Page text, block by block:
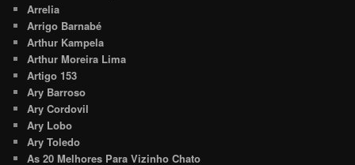
Arrelia
Arrigo Barnabé
Arthur Kampela
Arthur Moreira Lima
Artigo 153
Ary Barroso
Ary Cordovil
Ary Lobo
Ary Toledo
As 20 Melhores Para Vizinho Chato